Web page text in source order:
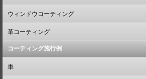
ウィンドウコーティング
革コーティング
コーティング施行例
車